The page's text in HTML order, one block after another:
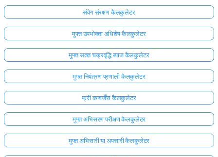
संवेग संरक्षण कैलकुलेटर
मुफ्त उपभोक्ता अधिशेष कैलकुलेटर
मुफ्त सतत चक्रवृद्धि ब्याज कैलकुलेटर
मुफ्त नियंत्रण प्रणाली कैलकुलेटर
फ्री कन्वर्जेंस कैलकुलेटर
मुफ्त अभिसरण परीक्षण कैलकुलेटर
मुफ्त अभिसारी या अपसारी कैलकुलेटर